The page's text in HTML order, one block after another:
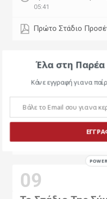
05:41
Πρώτο Στάδιο
08
Το Στάδιο Της
Το Στάδιο Της Έλξης
15:04
Το Στάδιο Της Έλξης
09
Έλα στη
Κάνε εγγραφή για να